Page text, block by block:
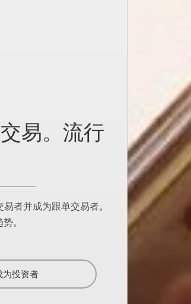
易。流行
者并成为跟单交易者。
。
为投资者